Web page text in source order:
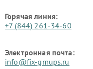
Горячая линия:
+7 (844) 261-34-60
Электронная почта:
info@fix-gmups.ru